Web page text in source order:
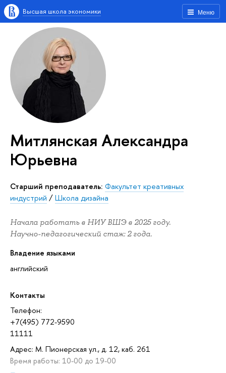
Меню
Высшая школа экономики
Митлянская Александра
Юрьевна
Старший преподаватель: Факультет креативных
индустрий /Школа дизайна
Начала работать в НИУ ВШЭ в 2025 году.
Научно-педагогический стаж: 2 года.
Владение языками
английский
Контакты
Телефон:
+7(495) 772-9590
11111
Адрес: М. Пионерская ул., д. 12, каб. 261
Время работы: 10-00 до 19-00